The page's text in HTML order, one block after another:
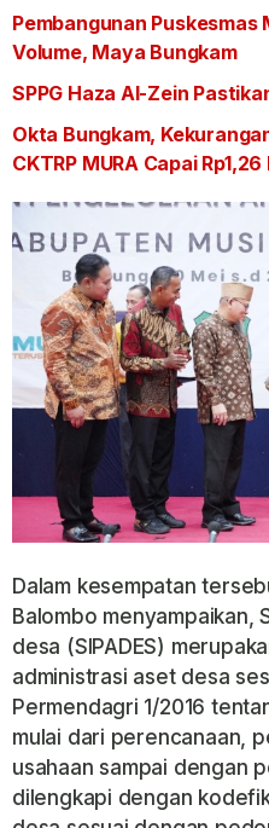
Pembangunan
Volume, Maya Bungkam
SPPG Haza Al-Zein
Okta Bungkam,
CKTRP MURA Capai
Dalam kesempatan
Balombo menyampaikan,
desa (SIPADES)
administrasi aset desa
Permendagri 1/2016
mulai dari perencanaan,
usahaan sampai dengan
dilengkapi dengan